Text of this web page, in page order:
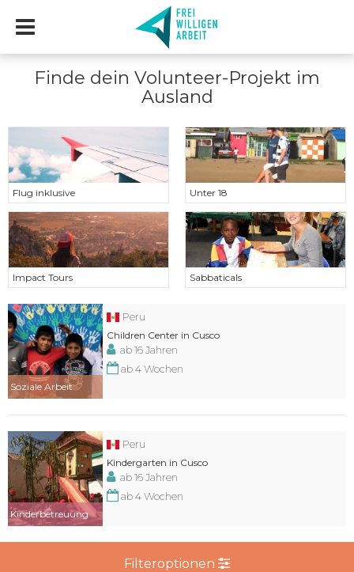
Filteroptionen
Finde dein Volunteer-Projekt im
Ausland
Flug inklusive Unter 18
Impact Tours Sabbaticals
Soziale Arbeit
Peru
Children Center in Cusco
ab 16 Jahren
ab 4 Wochen
Kinderbetreuung
Peru
Kindergarten in Cusco
ab 16 Jahren
ab 4 Wochen